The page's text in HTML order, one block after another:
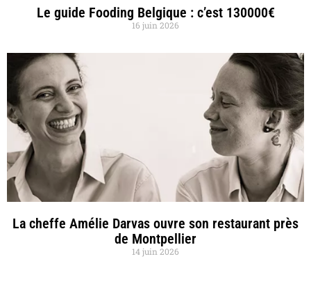
Le guide Fooding Belgique : c’est 130000€
16 juin 2026
La cheffe Amélie Darvas ouvre son restaurant près
de Montpellier
14 juin 2026